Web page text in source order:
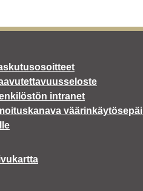
intranet
väärinkäytösepäil